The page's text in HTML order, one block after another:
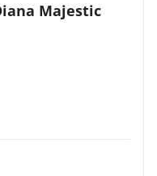
Majestic